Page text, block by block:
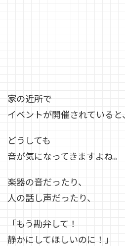
家の近所で
イベントが開催されていると、
どうしても
音が気になってきますよね。
楽器の音だったり、
人の話し声だったり、
「もう勘弁して！
静かにしてほしいのに！」